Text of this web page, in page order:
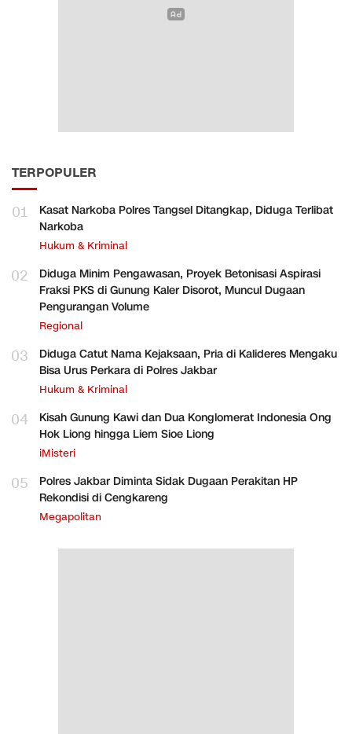
TERPOPULER
01
Kasat Narkoba Polres Tangsel Ditangkap, Diduga Terlibat
Narkoba
Hukum & Kriminal
02
Diduga Minim Pengawasan, Proyek Betonisasi Aspirasi
Fraksi PKS di Gunung Kaler Disorot, Muncul Dugaan
Pengurangan Volume
Regional
03
Diduga Catut Nama Kejaksaan, Pria di Kalideres Mengaku
Bisa Urus Perkara di Polres Jakbar
Hukum & Kriminal
04
Kisah Gunung Kawi dan Dua Konglomerat Indonesia Ong
Hok Liong hingga Liem Sioe Liong
iMisteri
05
Polres Jakbar Diminta Sidak Dugaan Perakitan HP
Rekondisi di Cengkareng
Megapolitan